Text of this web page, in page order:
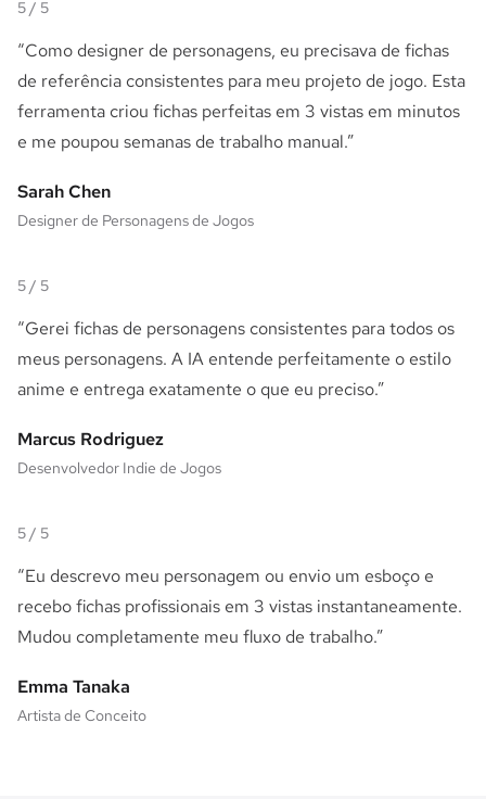
5 / 5
“Como designer de personagens, eu precisava de fichas
de referência consistentes para meu projeto de jogo. Esta
ferramenta criou fichas perfeitas em 3 vistas em minutos
e me poupou semanas de trabalho manual.”
Sarah Chen
Designer de Personagens de Jogos
5 / 5
“Gerei fichas de personagens consistentes para todos os
meus personagens. A IA entende perfeitamente o estilo
anime e entrega exatamente o que eu preciso.”
Marcus Rodriguez
Desenvolvedor Indie de Jogos
5 / 5
“Eu descrevo meu personagem ou envio um esboço e
recebo fichas profissionais em 3 vistas instantaneamente.
Mudou completamente meu fluxo de trabalho.”
Emma Tanaka
Artista de Conceito